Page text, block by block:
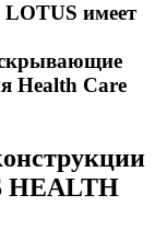
имеет
Health Care
HEALTH